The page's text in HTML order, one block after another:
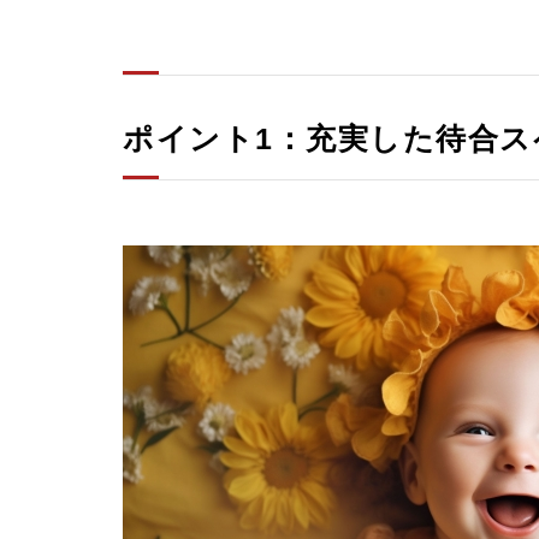
ポイント1：充実した待合